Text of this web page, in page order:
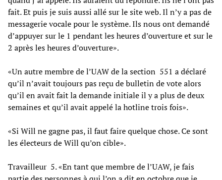
fait. Et puis je suis aussi allé sur le site web. Il n’y a pas de
messagerie vocale pour le système. Ils nous ont demandé
d’appuyer sur le 1 pendant les heures d’ouverture et sur le
2 après les heures d’ouverture».
«Un autre membre de l’UAW de la section 551 a déclaré
qu’il n’avait toujours pas reçu de bulletin de vote alors
qu’il en avait fait la demande initiale il y a plus de deux
semaines et qu’il avait appelé la hotline trois fois».
«Si Will ne gagne pas, il faut faire quelque chose. Ce sont
les électeurs de Will qu’on cible».
Travailleur 5. «En tant que membre de l’UAW, je fais